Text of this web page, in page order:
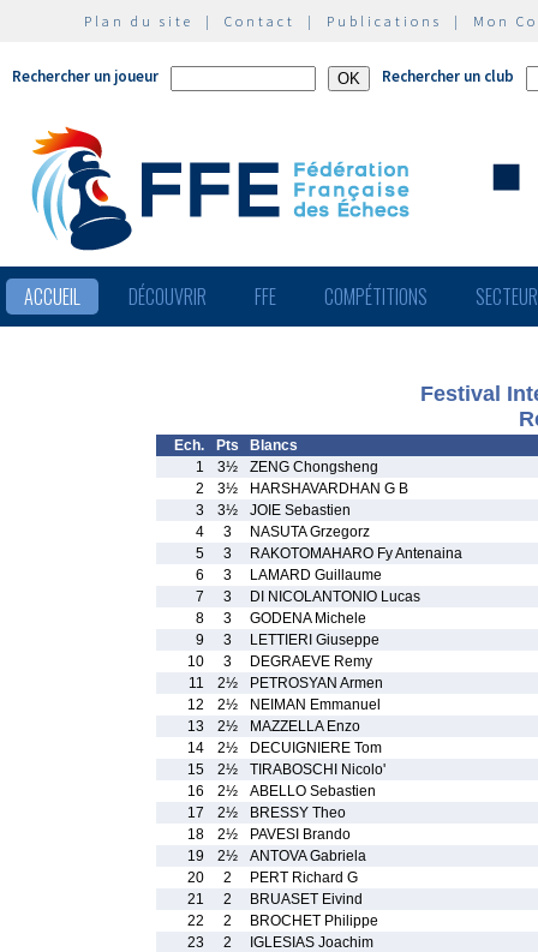
Plan du site | Contact | Publications | Mon
Rechercher un joueur Rechercher un club
ACCUEIL DÉCOUVRIR FFE COMPÉTITIONS
Festival
Ech. Pts
Blancs
1
3½
ZENG Chongsheng
2
3½
HARSHAVARDHAN G B
3
3½
JOIE Sebastien
4
3
NASUTA Grzegorz
5
3
RAKOTOMAHARO Fy Antenaina
6
3
LAMARD Guillaume
7
3
DI NICOLANTONIO Lucas
8
3
GODENA Michele
9
3
LETTIERI Giuseppe
10
3
DEGRAEVE Remy
11
2½
PETROSYAN Armen
12
2½
NEIMAN Emmanuel
13
2½
MAZZELLA Enzo
14
2½
DECUIGNIERE Tom
15
2½
TIRABOSCHI Nicolo'
16
2½
ABELLO Sebastien
17
2½
BRESSY Theo
18
2½
PAVESI Brando
19
2½
ANTOVA Gabriela
20
2
PERT Richard G
21
2
BRUASET Eivind
22
2
BROCHET Philippe
23
2
IGLESIAS Joachim